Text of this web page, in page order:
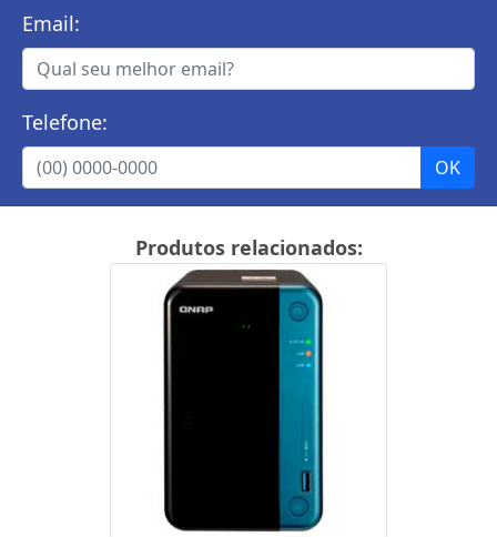
Email:
Telefone:
Produtos relacionados: